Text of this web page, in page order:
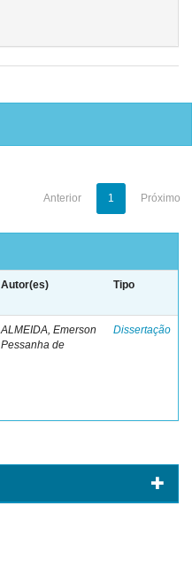
Anterior 1 Próximo
Autor(es) Tipo
ALMEIDA, Emerson
Pessanha de
Dissertação